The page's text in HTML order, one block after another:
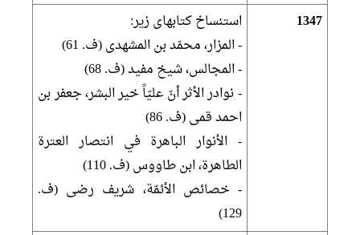
1347
استنساخ كتاب‏هاى زير:
- المزار، محمّد بن المشهدى (ف. 61)
- المجالس، شيخ مفيد (ف. 68)
- نوادر الأثر أنّ عليّاً خير البشر، جعفر بن
احمد قمى (ف. 86)
- الأنوار الباهرة في انتصار العترة
الطاهرة، ابن طاووس (ف. 110)
- خصائص الأئمّة، شريف رضى (ف.
129)